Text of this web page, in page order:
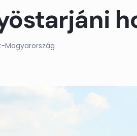
Magyarország